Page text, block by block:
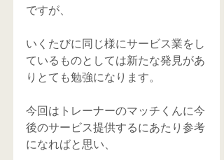
ですが、
いくたびに同じ様にサービス業をし
ているものとしては新たな発見があ
りとても勉強になります。
今回はトレーナーのマッチくんに今
後のサービス提供するにあたり参考
になればと思い、